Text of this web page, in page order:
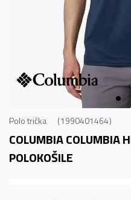
Polo trička 1990401464
COLUMBIA COLUMBIA
POLOKOŠILE